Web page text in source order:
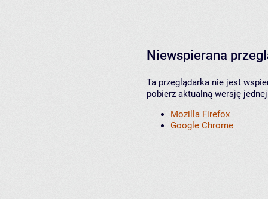
Niewspierana
Ta przeglądarka nie jest
pobierz aktualną wersję
Mozilla Firefox
Google Chrome